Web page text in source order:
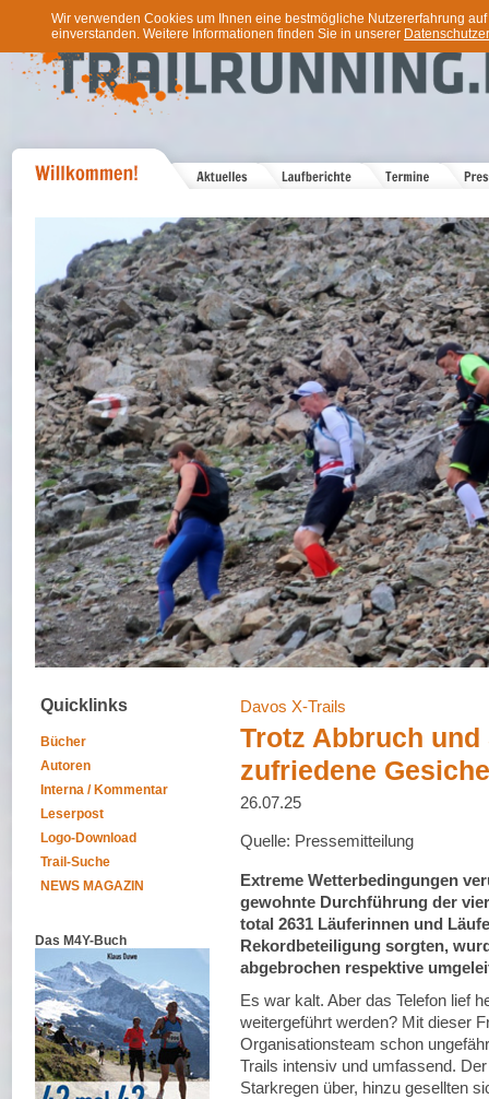
Wir verwenden Cookies um Ihnen eine bestmögliche Nutzererfahrung
einverstanden. Weitere Informationen finden Sie in unserer
Quicklinks
Bücher
Autoren
Interna / Kommentar
Leserpost
Logo-Download
Trail-Suche
NEWS MAGAZIN
Das M4Y-Buch
Davos X-Trails
Trotz Abbruch
zufriedene
26.07.25
Quelle: Pressemitteilung
Extreme Wetterbedingungen
gewohnte Durchführung der
total 2631 Läuferinnen und
Rekordbeteiligung sorgten,
abgebrochen respektive
Es war kalt. Aber das Telefon lief
weitergeführt werden? Mit dieser
Organisationsteam schon
Trails intensiv und umfassend.
Starkregen über, hinzu gesellten